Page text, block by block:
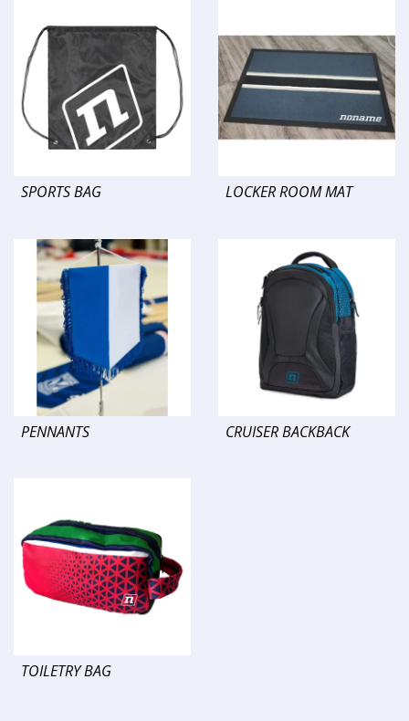
SPORTS BAG LOCKER ROOM MAT
PENNANTS CRUISER BACKBACK
TOILETRY BAG